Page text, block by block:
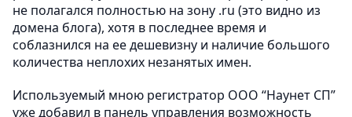
не полагался полностью на зону .ru (это видно из
домена блога), хотя в последнее время и
соблазнился на ее дешевизну и наличие большого
количества неплохих незанятых имен.
Используемый мною регистратор ООО “Наунет СП”
уже добавил в панель управления возможность